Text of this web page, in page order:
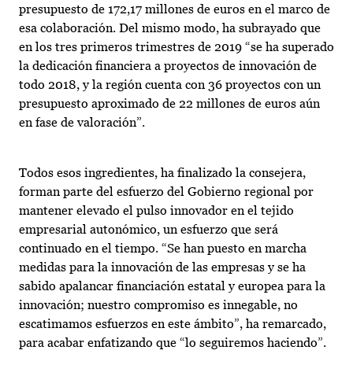
presupuesto de 172,17 millones de euros en el marco de
esa colaboración. Del mismo modo, ha subrayado que
en los tres primeros trimestres de 2019 “se ha superado
la dedicación financiera a proyectos de innovación de
todo 2018, y la región cuenta con 36 proyectos con un
presupuesto aproximado de 22 millones de euros aún
en fase de valoración”.
Todos esos ingredientes, ha finalizado la consejera,
forman parte del esfuerzo del Gobierno regional por
mantener elevado el pulso innovador en el tejido
empresarial autonómico, un esfuerzo que será
continuado en el tiempo. “Se han puesto en marcha
medidas para la innovación de las empresas y se ha
sabido apalancar financiación estatal y europea para la
innovación; nuestro compromiso es innegable, no
escatimamos esfuerzos en este ámbito”, ha remarcado,
para acabar enfatizando que “lo seguiremos haciendo”.